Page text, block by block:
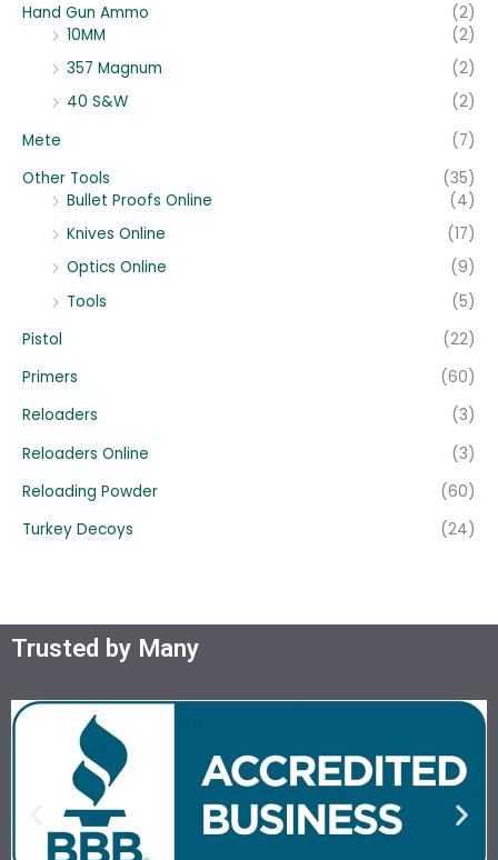
Hand Gun Ammo
(2)
10MM
(2)
357 Magnum
(2)
40 S&W
(2)
Mete
(7)
Other Tools
(35)
Bullet Proofs Online
(4)
Knives Online
(17)
Optics Online
(9)
Tools
(5)
Pistol
(22)
Primers
(60)
Reloaders
(3)
Reloaders Online
(3)
Reloading Powder
(60)
Turkey Decoys
(24)
Trusted by Many